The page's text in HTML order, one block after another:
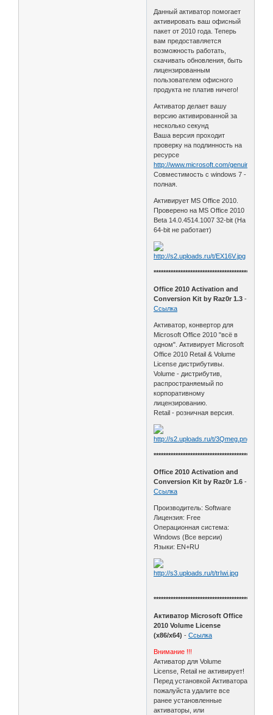
Данный активатор помогает
активировать ваш офисный
пакет от 2010 года. Теперь
вам предоставляется
возможность работать,
скачивать обновления, быть
лицензированным
пользователем офисного
продукта не платив ничего!
Активатор делает вашу
версию активированной за
несколько секунд
Ваша версия проходит
проверку на подлинность на
ресурсе
http://www.microsoft.com/genuine
Совместимость с windows 7 -
полная.
Активирует MS Office 2010.
Проверено на MS Office 2010
Beta 14.0.4514.1007 32-bit (На
64-bit не работает)
Office 2010 Activation and
Conversion Kit by Raz0r 1.3 -
Ссылка
Активатор, конвертор для
Microsoft Office 2010 "всё в
одном". Активирует Microsoft
Office 2010 Retail & Volume
License дистрибутивы.
Volume - дистрибутив,
распространяемый по
корпоративному
лицензированию.
Retail - розничная версия.
Office 2010 Activation and
Conversion Kit by Raz0r 1.6 -
Ссылка
Производитель: Software
Лицензия: Free
Операционная система:
Windows (Все версии)
Языки: EN+RU
Активатор Microsoft Office
2010 Volume License
(x86/x64) -Ссылка
Внимание !!!
Aктиватор для Volume
License, Retail не активирует!
Перед установкой Активатора
пожалуйста удалите все
ранее установленные
активаторы, или